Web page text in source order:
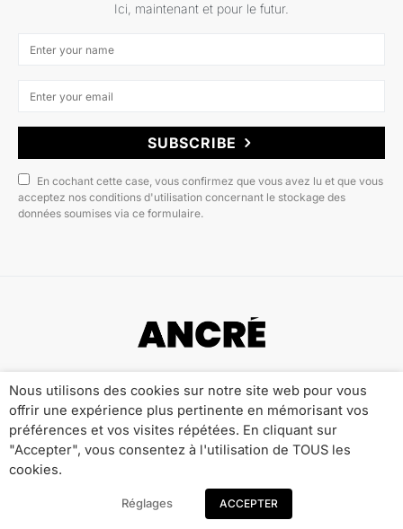
Ici, maintenant et pour le futur.
SUBSCRIBE
En cochant cette case, vous confirmez que vous avez lu et que vous
acceptez nos conditions d'utilisation concernant le stockage des
données soumises via ce formulaire.
Qui sommes-nous ? Publicité
Contact
Mentions Légales
Politique de Confidentialité
Nous utilisons des cookies sur notre site web pour vous
offrir une expérience plus pertinente en mémorisant vos
préférences et vos visites répétées. En cliquant sur
"Accepter", vous consentez à l'utilisation de TOUS les
cookies.
Réglages ACCEPTER